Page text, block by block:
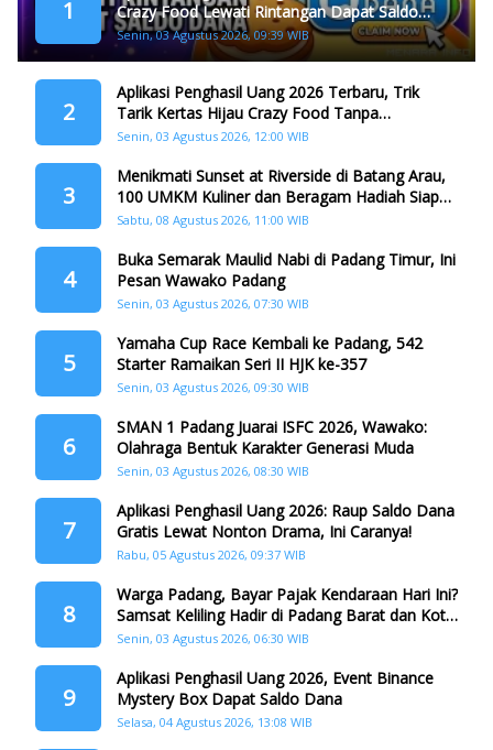
1
Crazy Food Lewati Rintangan Dapat Saldo
Dana
Senin, 03 Agustus 2026, 09:39 WIB
2
Aplikasi Penghasil Uang 2026 Terbaru, Trik
Tarik Kertas Hijau Crazy Food Tanpa
Penggandaan
Senin, 03 Agustus 2026, 12:00 WIB
3
Menikmati Sunset at Riverside di Batang Arau,
100 UMKM Kuliner dan Beragam Hadiah Siap
Memanjakan Warga di Momen HJK Padang
Sabtu, 08 Agustus 2026, 11:00 WIB
4
Buka Semarak Maulid Nabi di Padang Timur, Ini
Pesan Wawako Padang
Senin, 03 Agustus 2026, 07:30 WIB
5
Yamaha Cup Race Kembali ke Padang, 542
Starter Ramaikan Seri II HJK ke-357
Senin, 03 Agustus 2026, 09:30 WIB
6
SMAN 1 Padang Juarai ISFC 2026, Wawako:
Olahraga Bentuk Karakter Generasi Muda
Senin, 03 Agustus 2026, 08:30 WIB
7
Aplikasi Penghasil Uang 2026: Raup Saldo Dana
Gratis Lewat Nonton Drama, Ini Caranya!
Rabu, 05 Agustus 2026, 09:37 WIB
8
Warga Padang, Bayar Pajak Kendaraan Hari Ini?
Samsat Keliling Hadir di Padang Barat dan Koto
Tangah
Senin, 03 Agustus 2026, 06:30 WIB
9
Aplikasi Penghasil Uang 2026, Event Binance
Mystery Box Dapat Saldo Dana
Selasa, 04 Agustus 2026, 13:08 WIB